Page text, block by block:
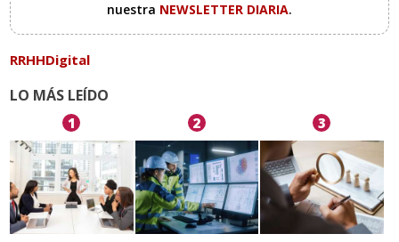
nuestra NEWSLETTER DIARIA.
RRHHDigital
LO MÁS LEÍDO
1 2 3